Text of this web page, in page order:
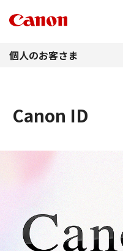
個人のお客さま
Canon ID